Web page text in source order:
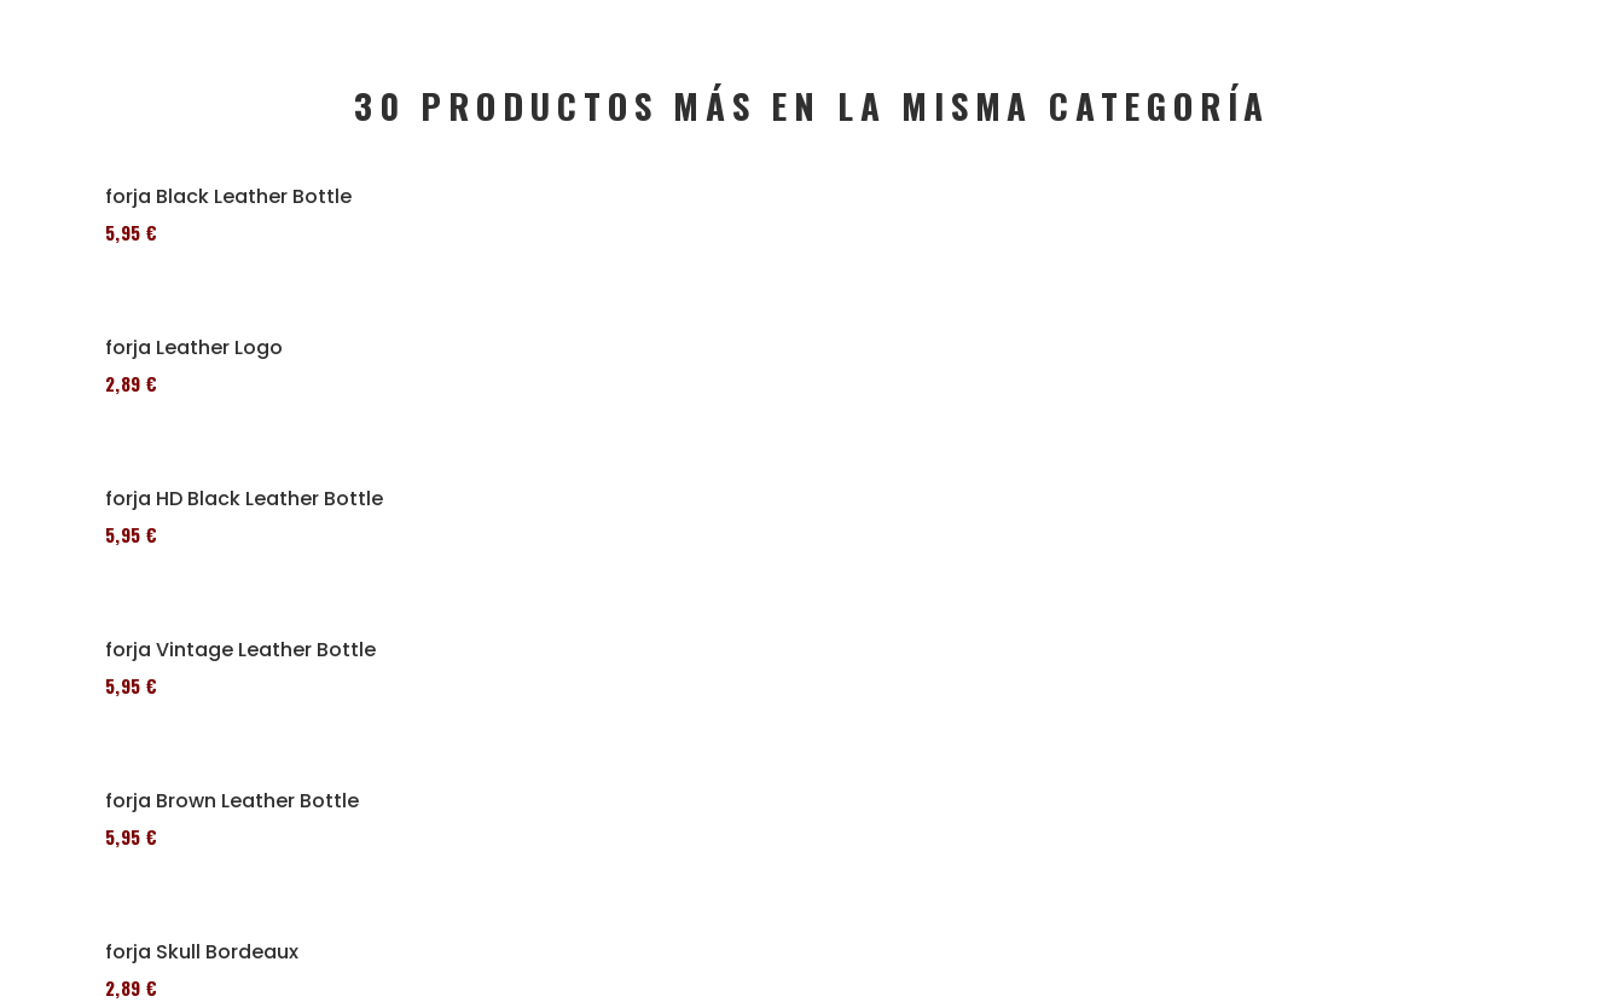
30 PRODUCTOS MÁS EN LA MISMA CATEGORÍA
Alforja Black Leather Bottle
185,95 €
Alforja Leather Logo
152,89 €
Alforja HD Black Leather Bottle
185,95 €
Alforja Vintage Leather Bottle
185,95 €
Alforja Brown Leather Bottle
185,95 €
Alforja Skull Bordeaux
152,89 €